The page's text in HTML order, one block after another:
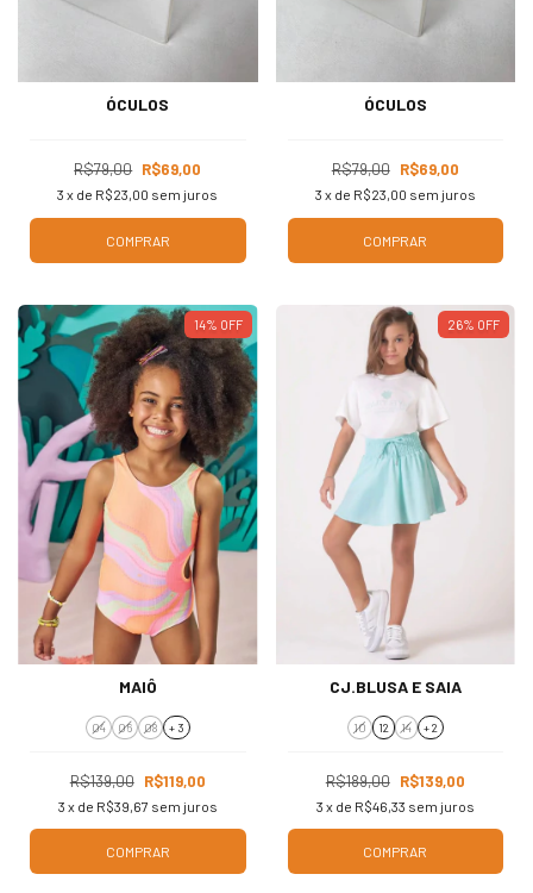
ÓCULOS
R$79,00 R$69,00
3 x de R$23,00 sem juros
COMPRAR
ÓCULOS
R$79,00 R$69,00
3 x de R$23,00 sem juros
COMPRAR
14% OFF
MAIÔ
04 06 08 + 3
R$139,00 R$119,00
3 x de R$39,67 sem juros
COMPRAR
26% OFF
CJ.BLUSA E SAIA
10 12 14 + 2
R$189,00 R$139,00
3 x de R$46,33 sem juros
COMPRAR